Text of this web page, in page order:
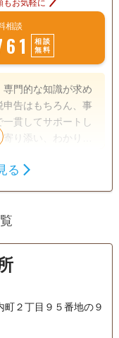
もお気軽に
相談
相談
無料
門的な知識が求め
申告はもちろん、事
貫してサポートし
り添い、わかりや
ますので、どうぞ
る
町２丁目９５番地の９